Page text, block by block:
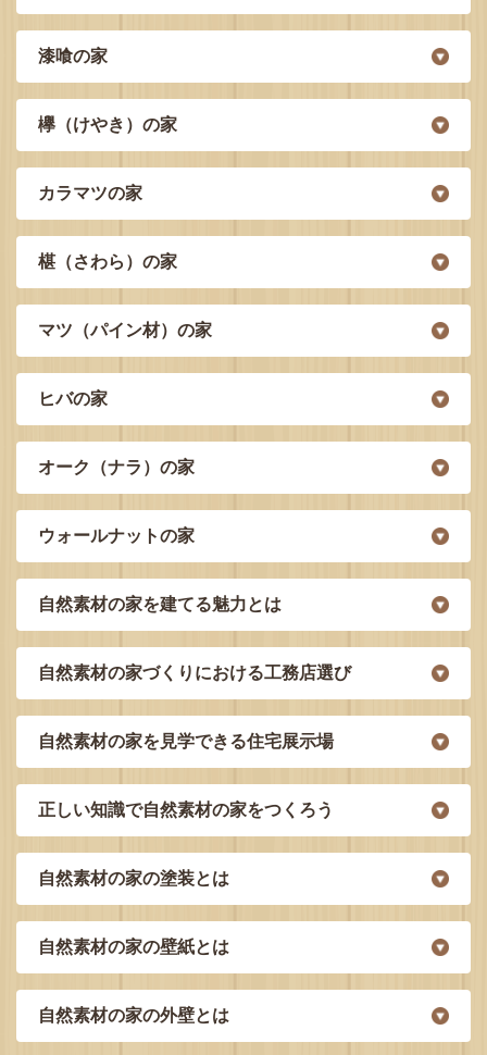
漆喰の家
欅（けやき）の家
カラマツの家
椹（さわら）の家
マツ（パイン材）の家
ヒバの家
オーク（ナラ）の家
ウォールナットの家
自然素材の家を建てる魅力とは
自然素材の家づくりにおける工務店選び
自然素材の家を見学できる住宅展示場
正しい知識で自然素材の家をつくろう
自然素材の家の塗装とは
自然素材の家の壁紙とは
自然素材の家の外壁とは